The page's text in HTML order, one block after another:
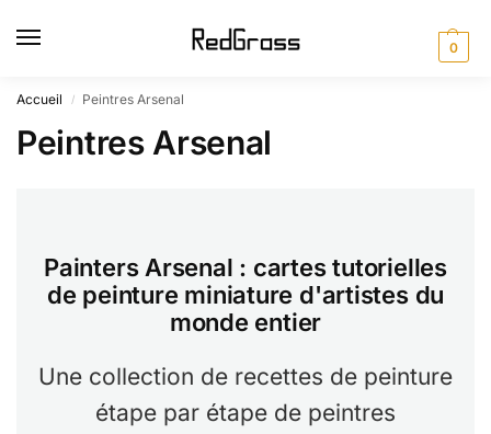
0
Accueil / Peintres Arsenal
Peintres Arsenal
Painters Arsenal : cartes tutorielles
de peinture miniature d'artistes du
monde entier
Une collection de recettes de peinture
étape par étape de peintres